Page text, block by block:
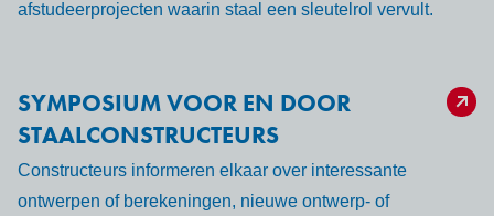
afstudeerprojecten waarin staal een sleutelrol vervult.
SYMPOSIUM VOOR EN DOOR
STAALCONSTRUCTEURS
Constructeurs informeren elkaar over interessante
ontwerpen of berekeningen, nieuwe ontwerp- of